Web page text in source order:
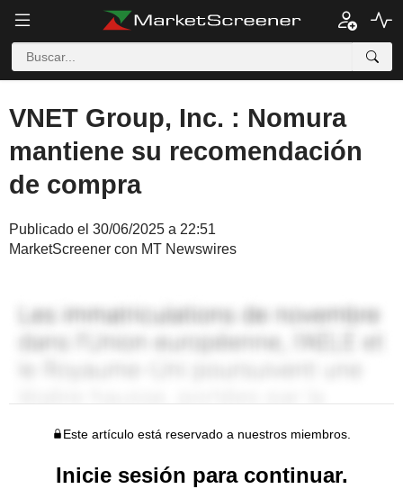
VNET Group, Inc. : Nomura
mantiene su recomendación
de compra
Publicado el 30/06/2025 a 22:51
MarketScreener con MT Newswires
Este artículo está reservado a nuestros miembros.
Inicie sesión para continuar.